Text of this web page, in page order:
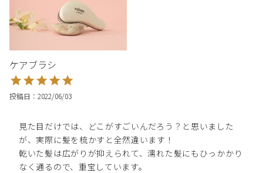
ケアブラシ
投稿日 2022/06/03
見た目だけでは、どこがすごいんだろう？と思いました
が、実際に髪を梳かすと全然違います！
乾いた髪は広がりが抑えられて、濡れた髪にもひっかかり
なく通るので、重宝しています。